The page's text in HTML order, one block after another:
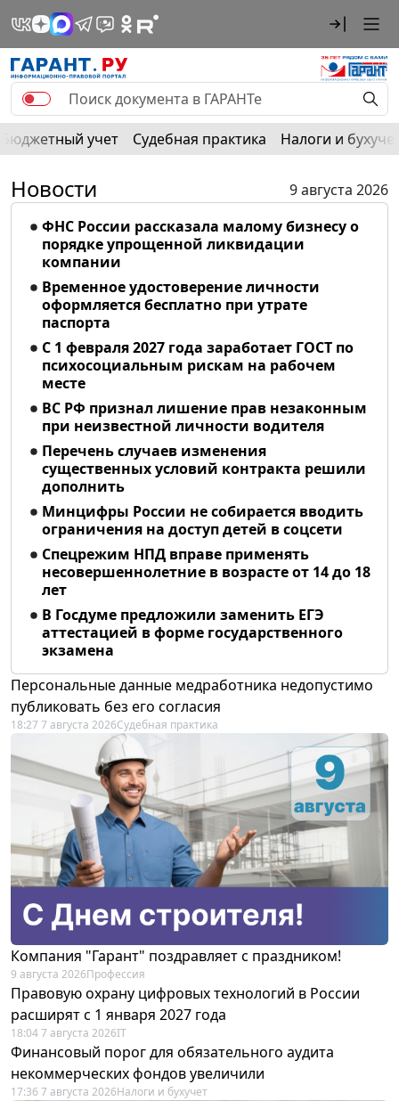
Бюджетный учет Судебная практика Налоги и
Новости
9 августа 2026
ФНС России рассказала малому бизнесу о
порядке упрощенной ликвидации
компании
Временное удостоверение личности
оформляется бесплатно при утрате
паспорта
С 1 февраля 2027 года заработает ГОСТ по
психосоциальным рискам на рабочем
месте
ВС РФ признал лишение прав незаконным
при неизвестной личности водителя
Перечень случаев изменения
существенных условий контракта решили
дополнить
Минцифры России не собирается вводить
ограничения на доступ детей в соцсети
Спецрежим НПД вправе применять
несовершеннолетние в возрасте от 14 до 18
лет
В Госдуме предложили заменить ЕГЭ
аттестацией в форме государственного
экзамена
Персональные данные медработника недопустимо
публиковать без его согласия
18:27 7 августа 2026Судебная практика
Компания "Гарант" поздравляет с праздником!
9 августа 2026Профессия
Правовую охрану цифровых технологий в России
расширят с 1 января 2027 года
18:04 7 августа 2026IT
Финансовый порог для обязательного аудита
некоммерческих фондов увеличили
17:36 7 августа 2026Налоги и бухучет